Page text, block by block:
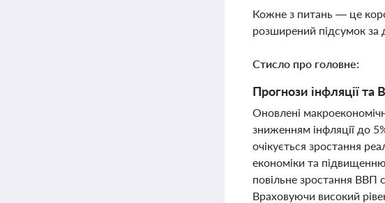
Кожне з питань — це
розширений підсумок за
Стисло про головне:
Прогнози інфляції та
Оновлені
зниженням інфляції до
очікується зростання
економіки та підвищенню
повільне зростання ВВП
Враховуючи високий